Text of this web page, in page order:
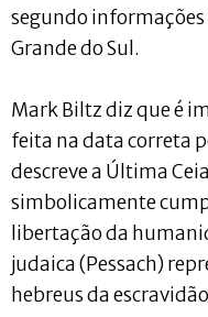
segundo informações
Grande do Sul.
Mark Biltz diz que é
feita na data correta
descreve a Última
simbolicamente
libertação da
judaica (Pessach)
hebreus da